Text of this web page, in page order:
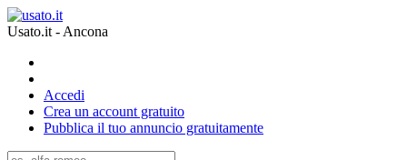
Usato.it - Ancona
Accedi
Crea un account gratuito
Pubblica il tuo annuncio gratuitamente